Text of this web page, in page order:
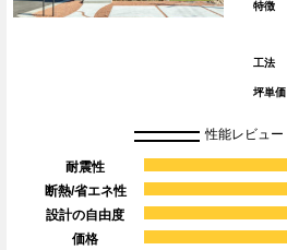
特徴
工法
坪単価
性能レビュー
耐震性
断熱/省エネ性
設計の自由度
価格